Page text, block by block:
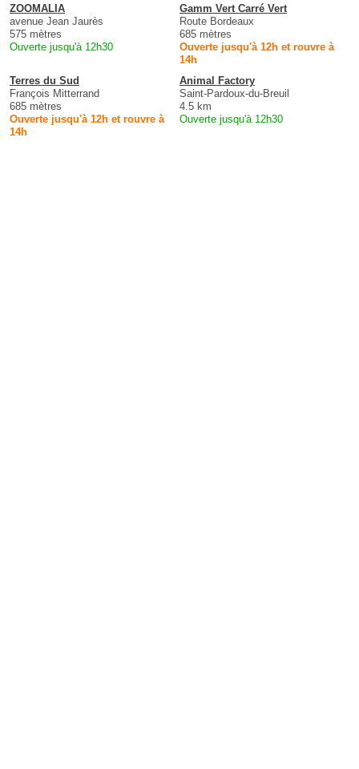
ZOOMALIA
avenue Jean Jaurès
575 mètres
Ouverte jusqu'à 12h30
Gamm Vert Carré Vert
Route Bordeaux
685 mètres
Ouverte jusqu'à 12h et rouvre à
14h
Terres du Sud
François Mitterrand
685 mètres
Ouverte jusqu'à 12h et rouvre à
14h
Animal Factory
Saint-Pardoux-du-Breuil
4.5 km
Ouverte jusqu'à 12h30